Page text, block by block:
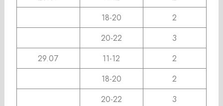
18-20
2
20-22
3
29.07
11-12
2
18-20
2
20-22
3